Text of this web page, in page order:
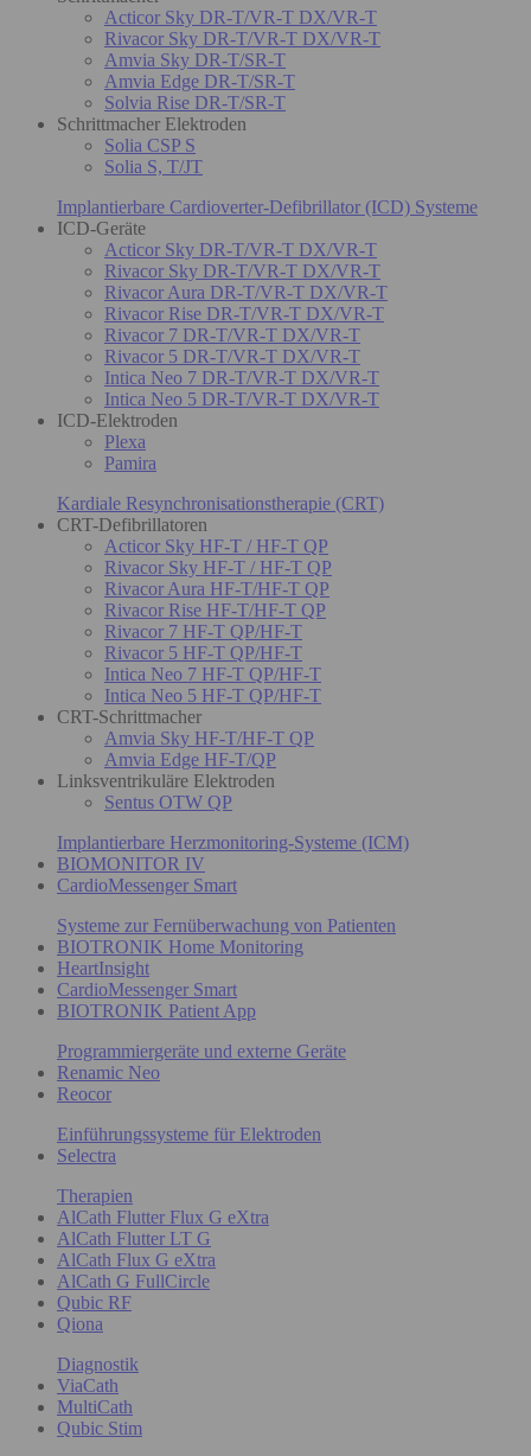
Acticor Sky DR-T/VR-T DX/VR-T
Rivacor Sky DR-T/VR-T DX/VR-T
Amvia Sky DR-T/SR-T
Amvia Edge DR-T/SR-T
Solvia Rise DR-T/SR-T
Schrittmacher Elektroden
Solia CSP S
Solia S, T/JT
Implantierbare Cardioverter-Defibrillator (ICD) Systeme
ICD-Geräte
Acticor Sky DR-T/VR-T DX/VR-T
Rivacor Sky DR-T/VR-T DX/VR-T
Rivacor Aura DR-T/VR-T DX/VR-T
Rivacor Rise DR-T/VR-T DX/VR-T
Rivacor 7 DR-T/VR-T DX/VR-T
Rivacor 5 DR-T/VR-T DX/VR-T
Intica Neo 7 DR-T/VR-T DX/VR-T
Intica Neo 5 DR-T/VR-T DX/VR-T
ICD-Elektroden
Plexa
Pamira
Kardiale Resynchronisationstherapie (CRT)
CRT-Defibrillatoren
Acticor Sky HF-T / HF-T QP
Rivacor Sky HF-T / HF-T QP
Rivacor Aura HF-T/HF-T QP
Rivacor Rise HF-T/HF-T QP
Rivacor 7 HF-T QP/HF-T
Rivacor 5 HF-T QP/HF-T
Intica Neo 7 HF-T QP/HF-T
Intica Neo 5 HF-T QP/HF-T
CRT-Schrittmacher
Amvia Sky HF-T/HF-T QP
Amvia Edge HF-T/QP
Linksventrikuläre Elektroden
Sentus OTW QP
Implantierbare Herzmonitoring-Systeme (ICM)
BIOMONITOR IV
CardioMessenger Smart
Systeme zur Fernüberwachung von Patienten
BIOTRONIK Home Monitoring
HeartInsight
CardioMessenger Smart
BIOTRONIK Patient App
Programmiergeräte und externe Geräte
Renamic Neo
Reocor
Einführungssysteme für Elektroden
Selectra
Therapien
AlCath Flutter Flux G eXtra
AlCath Flutter LT G
AlCath Flux G eXtra
AlCath G FullCircle
Qubic RF
Qiona
Diagnostik
ViaCath
MultiCath
Qubic Stim